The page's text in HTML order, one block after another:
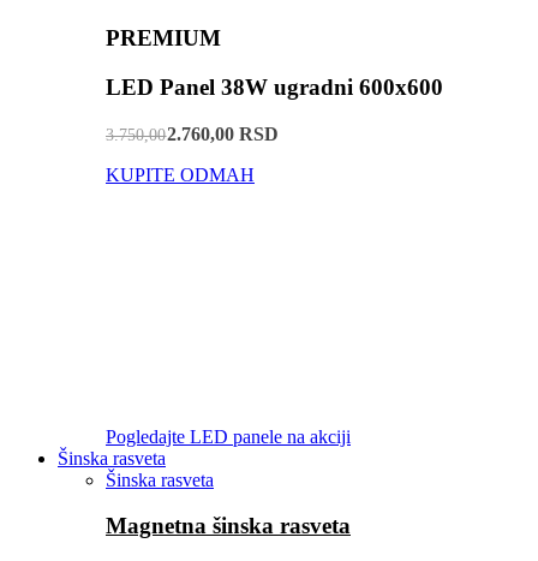
PREMIUM
LED Panel 38W ugradni 600x600
3.750,002.760,00 RSD
KUPITE ODMAH
Pogledajte LED panele na akciji
Šinska rasveta
Šinska rasveta
Magnetna šinska rasveta